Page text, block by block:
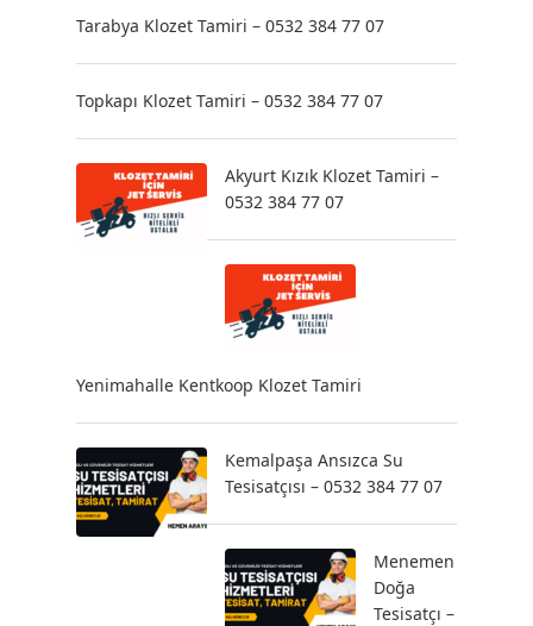
Tarabya Klozet Tamiri – 0532 384 77 07
Topkapı Klozet Tamiri – 0532 384 77 07
Akyurt Kızık Klozet Tamiri –
0532 384 77 07
Yenimahalle Kentkoop Klozet Tamiri
Kemalpaşa Ansızca Su
Tesisatçısı – 0532 384 77 07
Menemen
Doğa
Tesisatçı –